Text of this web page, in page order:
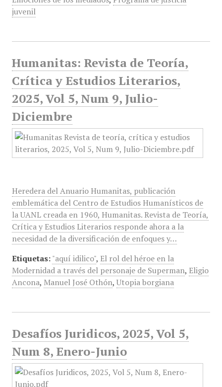
juvenil
Humanitas: Revista de Teoría,
Crítica y Estudios Literarios,
2025, Vol 5, Num 9, Julio-
Diciembre
Heredera del Anuario Humanitas, publicación
emblemática del Centro de Estudios Humanísticos de
la UANL creada en 1960, Humanitas. Revista de Teoría,
Crítica y Estudios Literarios responde ahora a la
necesidad de la diversificación de enfoques y…
Etiquetas: "aquí idilico", El rol del héroe en la
Modernidad a través del personaje de Superman, Eligio
Ancona, Manuel José Othón, Utopia borgiana
Desafíos Juridicos, 2025, Vol 5,
Num 8, Enero-Junio